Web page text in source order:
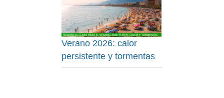
Verano 2026: calor
persistente y tormentas